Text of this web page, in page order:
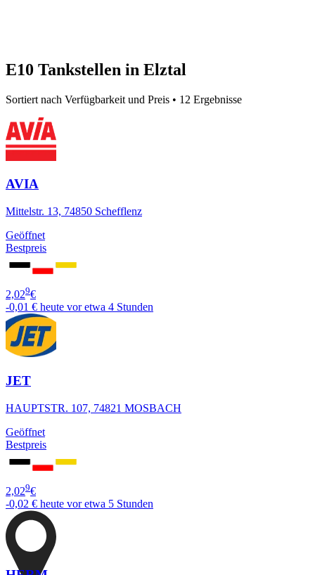
E10 Tankstellen in Elztal
Sortiert nach Verfügbarkeit und Preis • 12 Ergebnisse
AVIA
Mittelstr. 13, 74850 Schefflenz
Geöffnet
Bestpreis
2,029€
-0,01 € heute vor etwa 4 Stunden
JET
HAUPTSTR. 107, 74821 MOSBACH
Geöffnet
Bestpreis
2,029€
-0,02 € heute vor etwa 5 Stunden